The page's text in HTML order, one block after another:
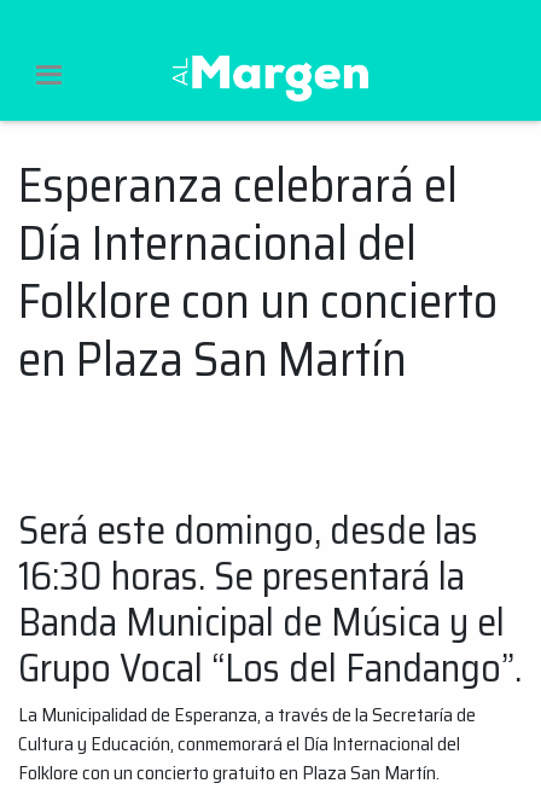
Al Margen Web
Ir
al
contenido
Esperanza celebrará el
Día Internacional del
Folklore con un concierto
en Plaza San Martín
Será este domingo, desde las
16:30 horas. Se presentará la
Banda Municipal de Música y el
Grupo Vocal “Los del Fandango”.
La Municipalidad de Esperanza, a través de la Secretaría de
Cultura y Educación, conmemorará el Día Internacional del
Folklore con un concierto gratuito en Plaza San Martín.